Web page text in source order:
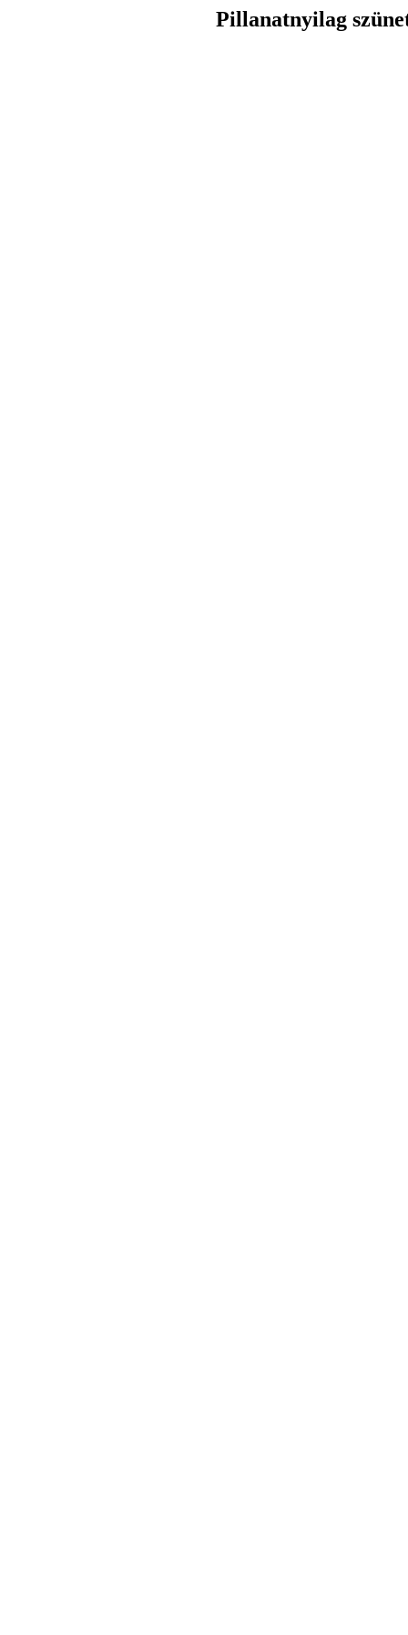
Pillanatnyilag